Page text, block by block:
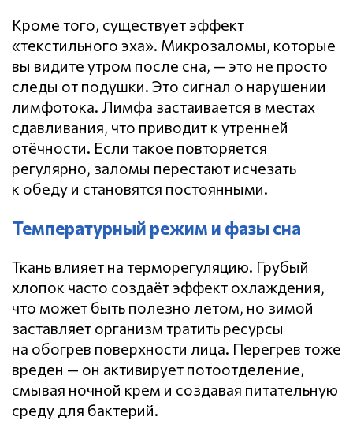
Кроме того, существует эффект
«текстильного эха». Микрозаломы, которые
вы видите утром после сна, — это не просто
следы от подушки. Это сигнал о нарушении
лимфотока. Лимфа застаивается в местах
сдавливания, что приводит к утренней
отёчности. Если такое повторяется
регулярно, заломы перестают исчезать
к обеду и становятся постоянными.
Температурный режим и фазы сна
Ткань влияет на терморегуляцию. Грубый
хлопок часто создаёт эффект охлаждения,
что может быть полезно летом, но зимой
заставляет организм тратить ресурсы
на обогрев поверхности лица. Перегрев тоже
вреден — он активирует потоотделение,
смывая ночной крем и создавая питательную
среду для бактерий.